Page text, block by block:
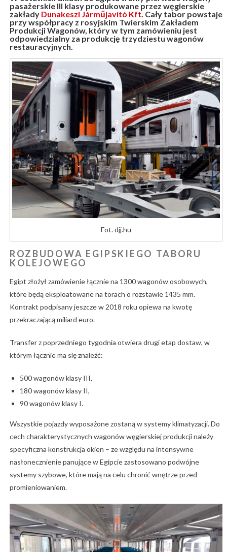
pasażerskie III klasy produkowane przez węgierskie
zakłady Dunakeszi Járműjavító Kft. Cały tabor powstaje
przy współpracy z rosyjskim Twierskim Zakładem
Produkcji Wagonów, który w tym zamówieniu jest
odpowiedzialny za produkcję trzydziestu wagonów
restauracyjnych.
Fot. djj.hu
ROZBUDOWA EGIPSKIEGO TABORU
KOLEJOWEGO
Egipt złożył zamówienie łącznie na 1300 wagonów osobowych,
które będą eksploatowane na torach o rozstawie 1435 mm.
Kontrakt podpisany jeszcze w 2018 roku opiewa na kwotę
przekraczającą miliard euro.
Transfer z poprzedniego tygodnia otwiera drugi etap dostaw, w
którym łącznie ma się znaleźć:
500 wagonów klasy III,
180 wagonów klasy II,
90 wagonów klasy I.
Wszystkie pojazdy wyposażone zostaną w systemy klimatyzacji. Do
cech charakterystycznych wagonów węgierskiej produkcji należy
specyficzna konstrukcja okien – ze względu na intensywne
nasłonecznienie panujące w Egipcie zastosowano podwójne
systemy szybowe, które mają na celu chronić wnętrze przed
promieniowaniem.